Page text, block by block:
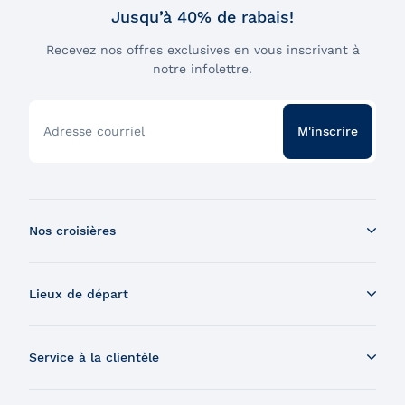
Jusqu’à 40% de rabais!
Recevez nos offres exclusives en vous inscrivant à
notre infolettre.
Adresse courriel M'inscrire
Nos croisières
Croisière aux baleines en Zodiac
Lieux de départ
Charlevoix
Service à la clientèle